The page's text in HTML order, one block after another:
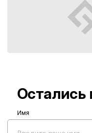
Остались
Имя